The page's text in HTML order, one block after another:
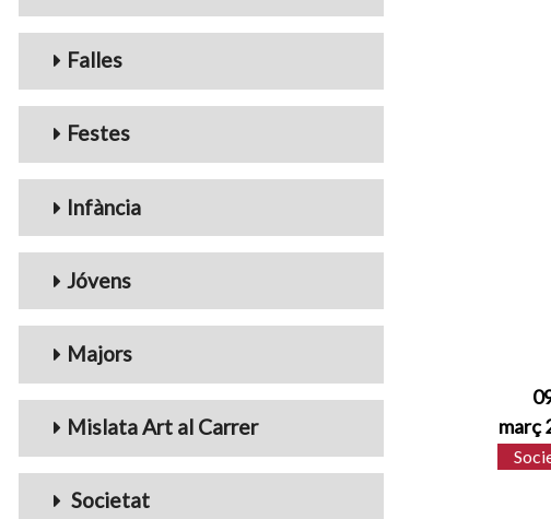
Falles
Festes
Infància
Jóvens
Majors
Mislata Art al Carrer
Societat
març